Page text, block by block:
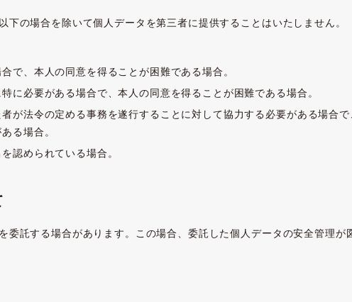
の場合を除いて個人データを第三者に提供することはいたしません。
で、本人の同意を得ることが困難である場合。
に必要がある場合で、本人の同意を得ることが困難である場合。
が法令の定める事務を遂行することに対して協力する必要がある場合
る場合。
認められている場合。
託する場合があります。この場合、委託した個人データの安全管理が